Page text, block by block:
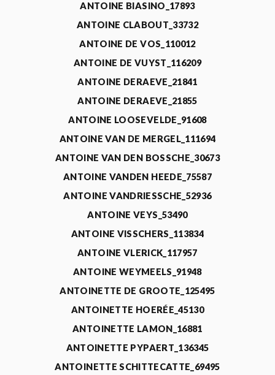
ANTOINE BIASINO_17893
ANTOINE CLABOUT_33732
ANTOINE DE VOS_110012
ANTOINE DE VUYST_116209
ANTOINE DERAEVE_21841
ANTOINE DERAEVE_21855
ANTOINE LOOSEVELDE_91608
ANTOINE VAN DE MERGEL_111694
ANTOINE VAN DEN BOSSCHE_30673
ANTOINE VANDEN HEEDE_75587
ANTOINE VANDRIESSCHE_52936
ANTOINE VEYS_53490
ANTOINE VISSCHERS_113834
ANTOINE VLERICK_117957
ANTOINE WEYMEELS_91948
ANTOINETTE DE GROOTE_125495
ANTOINETTE HOERÉE_45130
ANTOINETTE LAMON_16881
ANTOINETTE PYPAERT_136345
ANTOINETTE SCHITTECATTE_69495